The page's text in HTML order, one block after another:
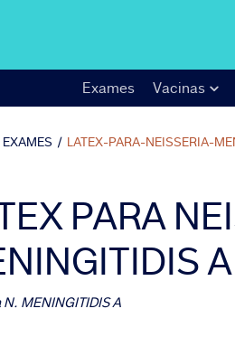
Exames Vacinas
EXAMES / LATEX-PARA-NEISSERIA-
PARA
A
N. MENINGITIDIS A